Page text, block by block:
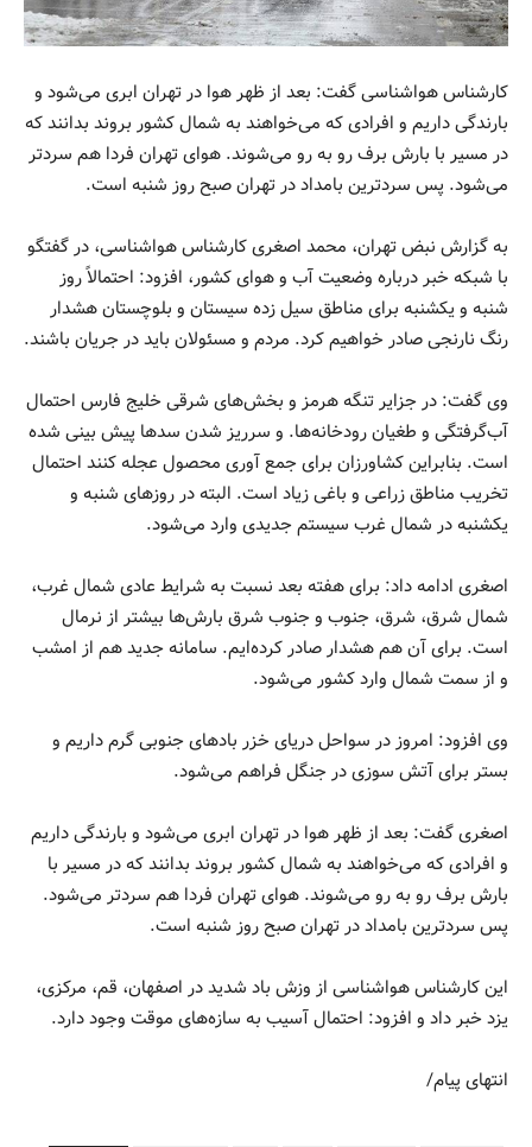
کارشناس هواشناسی گفت: بعد از ظهر هوا در تهران ابری می‌شود و
بارندگی داریم و افرادی که می‌خواهند به شمال کشور بروند بدانند که
در مسیر با بارش برف رو به رو می‌شوند. هوای تهران فردا هم سردتر
می‌شود. پس سردترین بامداد در تهران صبح روز شنبه است.
به گزارش نبض تهران، محمد اصغری کارشناس هواشناسی، در گفتگو
با شبکه خبر درباره وضعیت آب و هوای کشور، افزود: احتمالاً روز
شنبه و یکشنبه برای مناطق سیل زده سیستان و بلوچستان هشدار
رنگ نارنجی صادر خواهیم کرد. مردم و مسئولان باید در جریان باشند.
وی گفت: در جزایر تنگه هرمز و بخش‌های شرقی خلیج فارس احتمال
آب‌گرفتگی و طغیان رودخانه‌ها. و سرریز شدن سدها پیش بینی شده
است. بنابراین کشاورزان برای جمع آوری محصول عجله کنند احتمال
تخریب مناطق زراعی و باغی زیاد است. البته در روزهای شنبه و
یکشنبه در شمال غرب سیستم جدیدی وارد می‌شود.
اصغری ادامه داد: برای هفته بعد نسبت به شرایط عادی شمال غرب،
شمال شرق، شرق، جنوب و جنوب شرق بارش‌ها بیشتر از نرمال
است. برای آن هم هشدار صادر کرده‌ایم. سامانه جدید هم از امشب
و از سمت شمال وارد کشور می‌شود.
وی افزود: امروز در سواحل دریای خزر بادهای جنوبی گرم داریم و
بستر برای آتش سوزی در جنگل فراهم می‌شود.
اصغری گفت: بعد از ظهر هوا در تهران ابری می‌شود و بارندگی داریم
و افرادی که می‌خواهند به شمال کشور بروند بدانند که در مسیر با
بارش برف رو به رو می‌شوند. هوای تهران فردا هم سردتر می‌شود.
پس سردترین بامداد در تهران صبح روز شنبه است.
این کارشناس هواشناسی از وزش باد شدید در اصفهان، قم، مرکزی،
یزد خبر داد و افزود: احتمال آسیب به سازه‌های موقت وجود دارد.
انتهای پیام/